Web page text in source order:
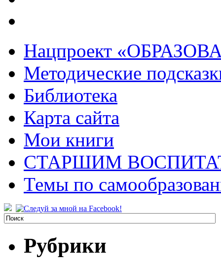
Нацпроект
Методические
Библиотека
Карта сайта
Мои книги
СТАРШИМ
Темы по
Рубрики